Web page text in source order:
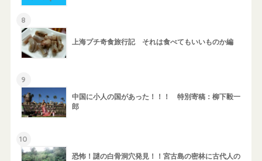
8
上海プチ奇食旅行記 それは食べてもいいものか編
9
中国に小人の国があった！！！ 特別寄稿：柳下毅一
郎
10
恐怖！謎の白骨洞穴発見！！宮古島の密林に古代人の